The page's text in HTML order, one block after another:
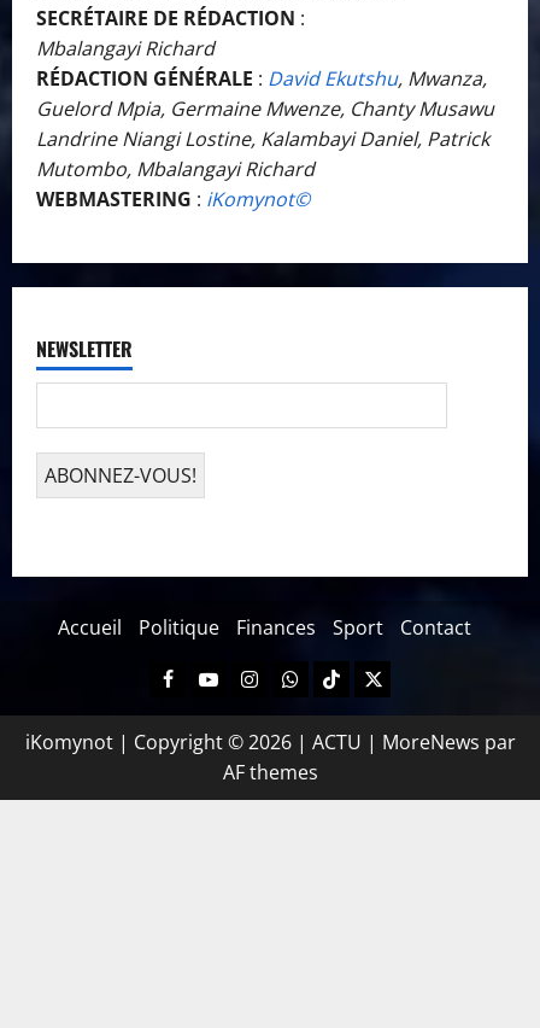
SECRÉTAIRE DE RÉDACTION :
Mbalangayi Richard
RÉDACTION GÉNÉRALE : David Ekutshu, Mwanza,
Guelord Mpia, Germaine Mwenze, Chanty Musawu
Landrine Niangi Lostine, Kalambayi Daniel, Patrick
Mutombo, Mbalangayi Richard
WEBMASTERING : iKomynot©️
NEWSLETTER
Accueil Politique Finances Sport Contact
iKomynot | Copyright © 2026 | ACTU | MoreNews par
AF themes